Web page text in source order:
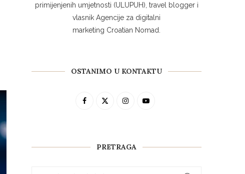
primijenjenih umjetnosti (ULUPUH), travel blogger i
vlasnik Agencije za digitalni
marketing Croatian Nomad.
OSTANIMO U KONTAKTU
PRETRAGA